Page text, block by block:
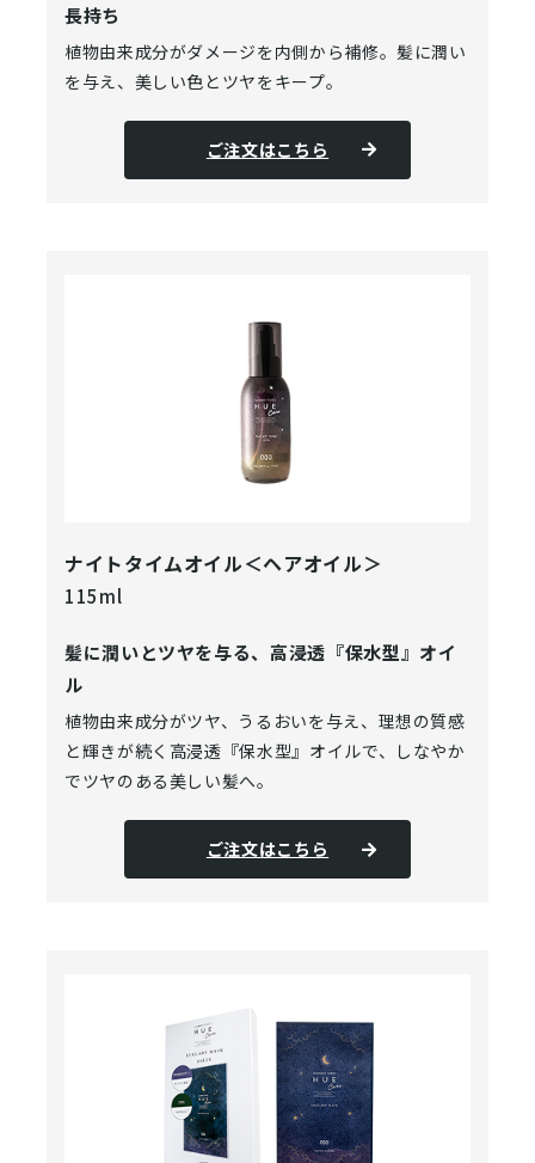
長持ち
植物由来成分がダメージを内側から補修。髪に潤い
を与え、美しい色とツヤをキープ。
ご注文はこちら
ナイトタイムオイル＜ヘアオイル＞
115ml
髪に潤いとツヤを与る、高浸透『保水型』オイ
ル
植物由来成分がツヤ、うるおいを与え、理想の質感
と輝きが続く高浸透『保水型』オイルで、しなやか
でツヤのある美しい髪へ。
ご注文はこちら